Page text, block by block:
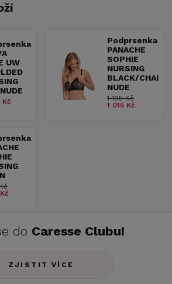
UW
Kč
Podprsenka
PANACHE
SOPHIE
NURSING
BLACK/CHAI
NUDE
1 195 Kč
1 015 Kč
do Caresse Clubu!
ZJISTIT VÍCE